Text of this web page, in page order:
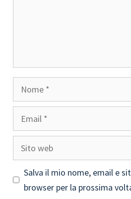
Nome
Email
Sito
web
Salva il mio nome, email e
browser per la prossima